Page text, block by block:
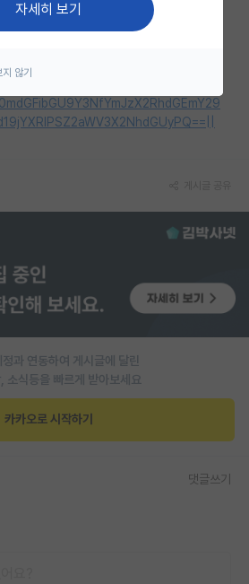
판
시판
판
고해 주세요.
sub.htm?nav_code=kiu154018
과 연동하여 게시글에 달린
소식등을 빠르게 받아보세요
카카오로 시작하기
댓글쓰기
자세히 보기
않기